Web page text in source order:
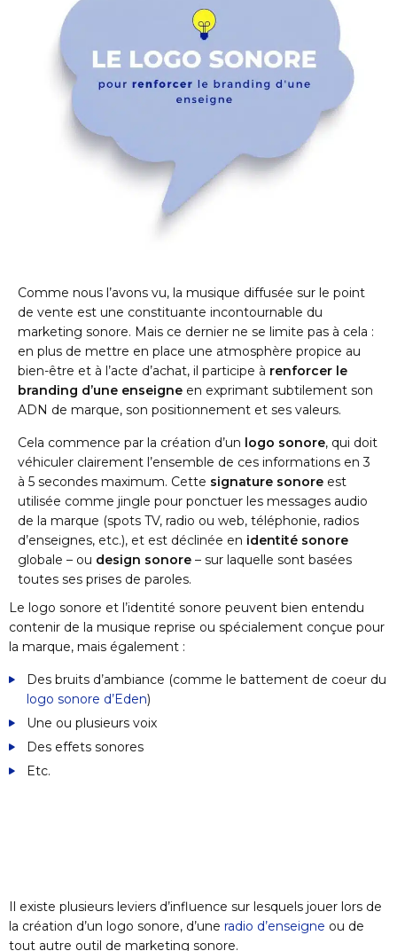
Comme nous l’avons vu, la musique diffusée sur le point
de vente est une constituante incontournable du
marketing sonore. Mais ce dernier ne se limite pas à cela :
en plus de mettre en place une atmosphère propice au
bien-être et à l’acte d’achat, il participe à renforcer le
branding d’une enseigne en exprimant subtilement son
ADN de marque, son positionnement et ses valeurs.
Cela commence par la création d’un logo sonore, qui doit
véhiculer clairement l’ensemble de ces informations en 3
à 5 secondes maximum. Cette signature sonore est
utilisée comme jingle pour ponctuer les messages audio
de la marque (spots TV, radio ou web, téléphonie, radios
d’enseignes, etc.), et est déclinée en identité sonore
globale – ou design sonore – sur laquelle sont basées
toutes ses prises de paroles.
Le logo sonore et l’identité sonore peuvent bien entendu
contenir de la musique reprise ou spécialement conçue pour
la marque, mais également :
Des bruits d’ambiance (comme le battement de coeur du
logo sonore d’Eden)
Une ou plusieurs voix
Des effets sonores
Etc.
Il existe plusieurs leviers d’influence sur lesquels jouer lors de
la création d’un logo sonore, d’une radio d’enseigne ou de
tout autre outil de marketing sonore.